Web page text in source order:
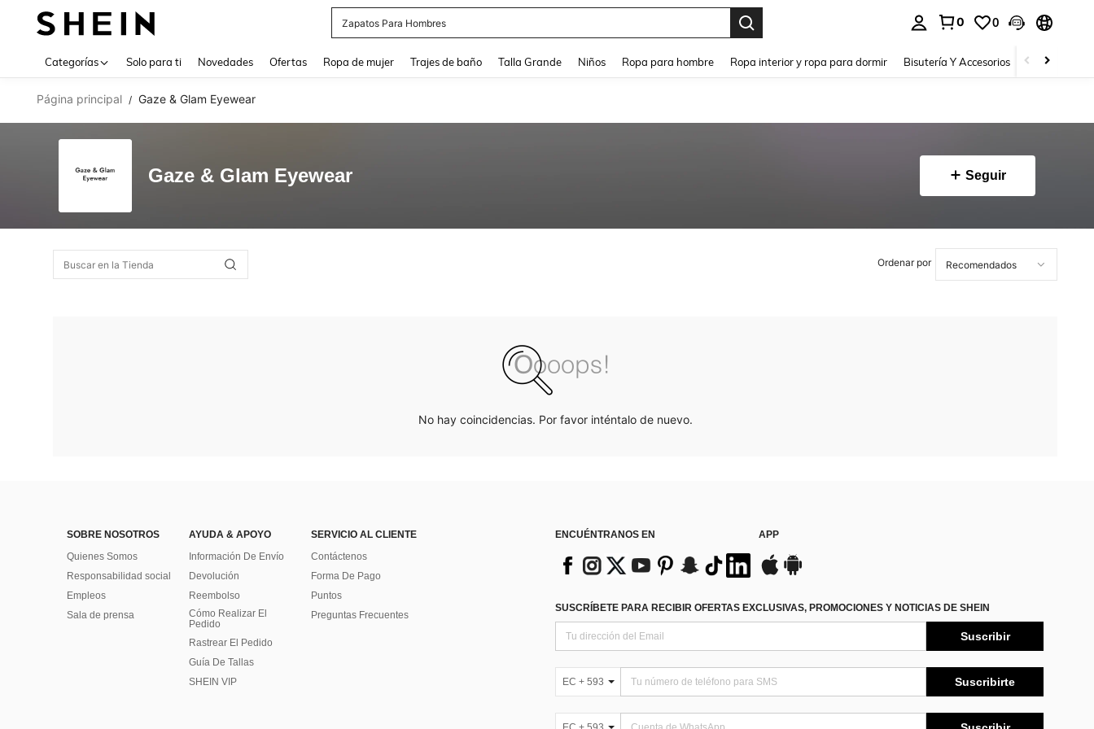
Zapatos Para Hombres
0 0
Categorías Solo para ti Novedades Ofertas Ropa de mujer Trajes de baño Talla Grande Niños Ropa para hombre Ropa interior y ropa para dormir Bisutería Y Accesorios Zapatos
Página principal / Gaze & Glam Eyewear
Gaze & Glam Eyewear Seguir
Ordenar por
No hay coincidencias. Por favor inténtalo de nuevo.
SOBRE NOSOTROS
Quienes Somos
Responsabilidad social
Empleos
Sala de prensa
AYUDA & APOYO
Información De Envío
Devolución
Reembolso
Cómo Realizar El
Pedido
Rastrear El Pedido
Guía De Tallas
SHEIN VIP
SERVICIO AL CLIENTE
Contáctenos
Forma De Pago
Puntos
Preguntas Frecuentes
ENCUÉNTRANOS EN APP
SUSCRÍBETE PARA RECIBIR OFERTAS EXCLUSIVAS, PROMOCIONES Y NOTICIAS DE SHEIN
Suscribir
EC + 593 Suscribirte